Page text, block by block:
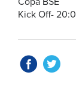
Kick Off-